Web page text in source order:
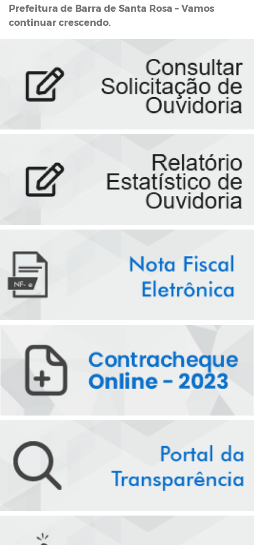
Prefeitura de Barra de Santa Rosa – Vamos
continuar crescendo.